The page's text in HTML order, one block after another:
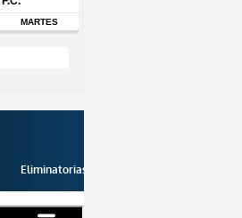
Eliminatorias 2026